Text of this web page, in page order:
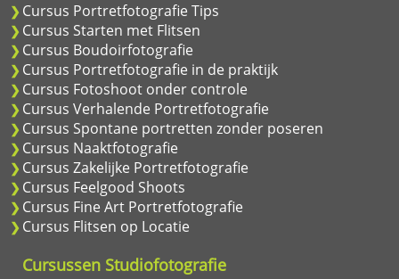
Cursus Portretfotografie Tips
Cursus Starten met Flitsen
Cursus Boudoirfotografie
Cursus Portretfotografie in de praktijk
Cursus Fotoshoot onder controle
Cursus Verhalende Portretfotografie
Cursus Spontane portretten zonder poseren
Cursus Naaktfotografie
Cursus Zakelijke Portretfotografie
Cursus Feelgood Shoots
Cursus Fine Art Portretfotografie
Cursus Flitsen op Locatie
Cursussen Studiofotografie